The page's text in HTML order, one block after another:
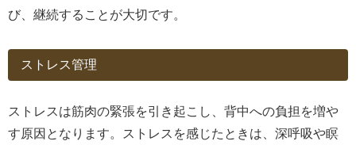
び、継続することが大切です。
ストレス管理
ストレスは筋肉の緊張を引き起こし、背中への負担を増や
す原因となります。ストレスを感じたときは、深呼吸や瞑